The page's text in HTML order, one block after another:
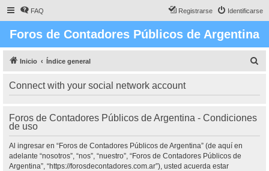
FAQ Identificarse
Registrarse
Foros de Contadores Públicos de Argentina
Inicio Índice general
Connect with your social network account
Foros de Contadores Públicos de Argentina - Condiciones
de uso
Al ingresar en “Foros de Contadores Públicos de Argentina” (de aquí en
adelante “nosotros”, “nos”, “nuestro”, “Foros de Contadores Públicos de
Argentina”, “https://forosdecontadores.com.ar”), usted acuerda estar